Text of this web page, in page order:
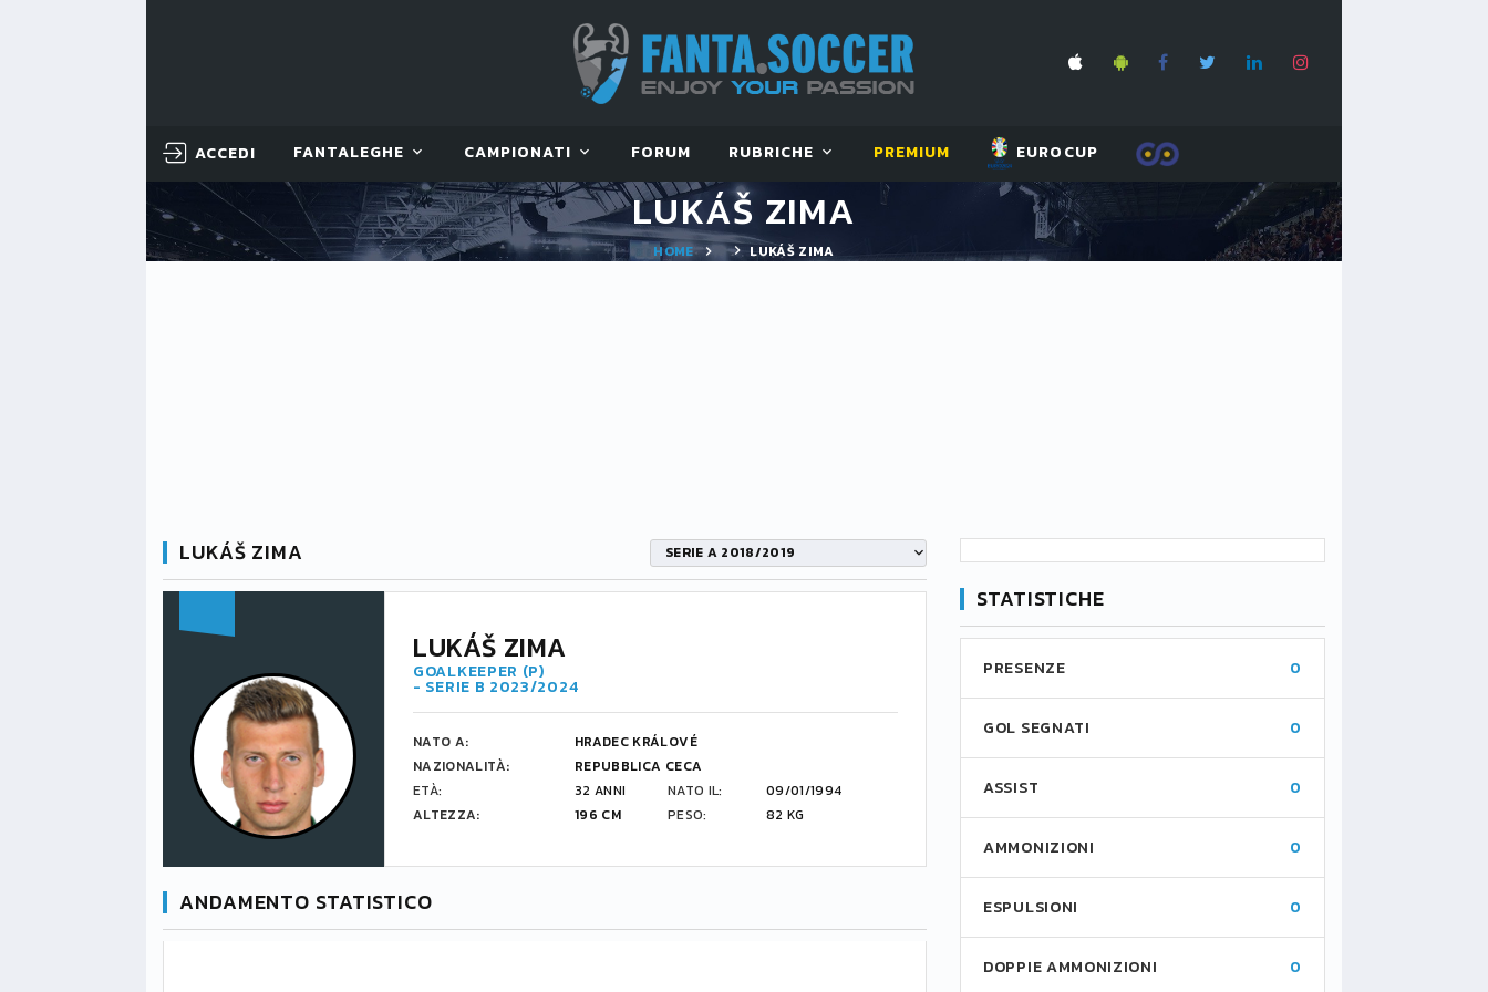
ACCEDI FANTALEGHE CAMPIONATI FORUM RUBRICHE PREMIUM EUROCUP
LUKÁŠ ZIMA
HOME LUKÁŠ ZIMA
LUKÁŠ ZIMA SERIE A 2018/2019
LUKÁŠ ZIMA
GOALKEEPER (P)
- SERIE B 2023/2024
NATO A:
HRADEC KRÁLOVÉ
NAZIONALITÀ:
REPUBBLICA CECA
ETÀ:
32 ANNI NATO IL:
09/01/1994
ALTEZZA:
196 CM PESO: 82 KG
ANDAMENTO STATISTICO
STATISTICHE
PRESENZE 0
GOL SEGNATI 0
ASSIST 0
AMMONIZIONI 0
ESPULSIONI 0
DOPPIE AMMONIZIONI 0